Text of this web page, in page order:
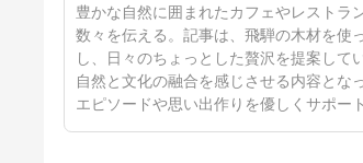
11日前
豊かな自然に囲まれたカフェやレストラ
数々を伝える。記事は、飛騨の木材を使
し、日々のちょっとした贅沢を提案して
自然と文化の融合を感じさせる内容とな
エピソードや思い出作りを優しくサポー